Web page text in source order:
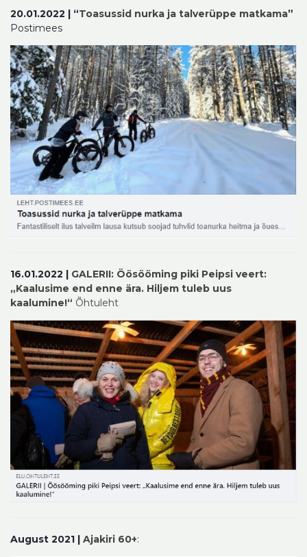
20.01.2022 | “Toasussid nurka ja talverüppe matkama”
Postimees
16.01.2022 | GALERII: Öösööming piki Peipsi veert:
„Kaalusime end enne ära. Hiljem tuleb uus
kaalumine!“ Õhtuleht
August 2021 | Ajakiri 60+: